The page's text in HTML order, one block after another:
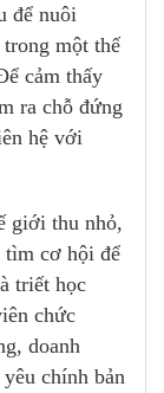
để nuôi
một thế
cảm thấy
ra chỗ đứng
hệ với
giới thu nhỏ,
tìm cơ hội để
triết học
chức
doanh
chính bản